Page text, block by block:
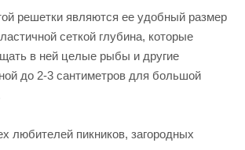
решетки являются ее удобный размер
сеткой глубина, которые
в ней целые рыбы и другие
до 2-3 сантиметров для большой
любителей пикников, загородных